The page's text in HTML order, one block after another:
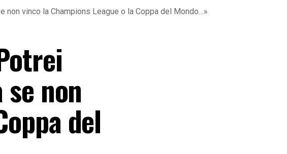
non vinco la Champions League o la Coppa del Mondo…»
non
del